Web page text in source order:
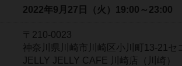
2022年9月27日（火） 19:00～23:00
〒210-0023
神奈川県川崎市川崎区小川町13-21セ
JELLY JELLY CAFE 川崎店（川崎）